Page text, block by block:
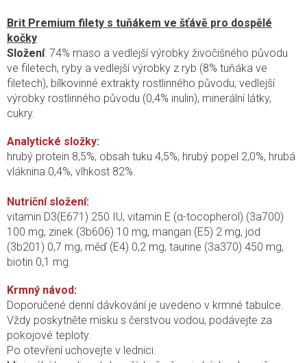
Brit Premium filety s tuňákem ve šťávě pro dospělé
kočky
Složení: 74% maso a vedlejší výrobky živočišného původu
ve filetech, ryby a vedlejší výrobky z ryb (8% tuňáka ve
filetech), bílkovinné extrakty rostlinného původu, vedlejší
výrobky rostlinného původu (0,4% inulin), minerální látky,
cukry.
Analytické složky:
hrubý protein 8,5%, obsah tuku 4,5%, hrubý popel 2,0%, hrubá
vláknina 0,4%, vlhkost 82%.
Nutriční složení:
vitamin D3(E671) 250 IU, vitamin E (α-tocopherol) (3a700)
100 mg, zinek (3b606) 10 mg, mangan (E5) 2 mg, jod
(3b201) 0,7 mg, měď (E4) 0,2 mg, taurine (3a370) 450 mg,
biotin 0,1 mg.
Krmný návod:
Doporučené denní dávkování je uvedeno v krmné tabulce.
Vždy poskytněte misku s čerstvou vodou, podávejte za
pokojové teploty.
Po otevření uchovejte v lednici.